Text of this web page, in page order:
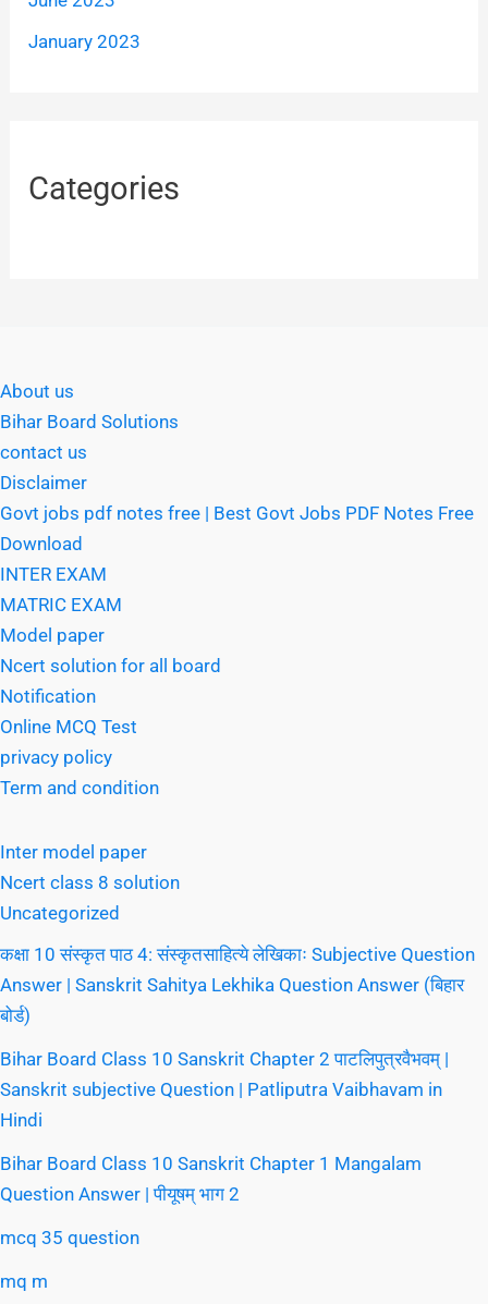
January 2023
Categories
About us
Bihar Board Solutions
contact us
Disclaimer
Govt jobs pdf notes free | Best Govt Jobs PDF Notes Free
Download
INTER EXAM
MATRIC EXAM
Model paper
Ncert solution for all board
Notification
Online MCQ Test
privacy policy
Term and condition
Inter model paper
Ncert class 8 solution
Uncategorized
कक्षा 10 संस्कृत पाठ 4: संस्कृतसाहित्ये लेखिकाः Subjective Question
Answer | Sanskrit Sahitya Lekhika Question Answer (बिहार
बोर्ड)
Bihar Board Class 10 Sanskrit Chapter 2 पाटलिपुत्रवैभवम् |
Sanskrit subjective Question | Patliputra Vaibhavam in
Hindi
Bihar Board Class 10 Sanskrit Chapter 1 Mangalam
Question Answer | पीयूषम् भाग 2
mcq 35 question
mq m